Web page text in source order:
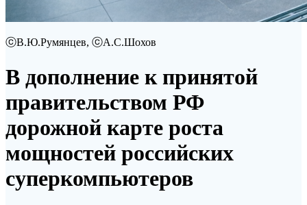
ⓒВ.Ю.Румянцев, ⓒА.С.Шохов
В дополнение к принятой
правительством РФ
дорожной карте роста
мощностей российских
суперкомпьютеров